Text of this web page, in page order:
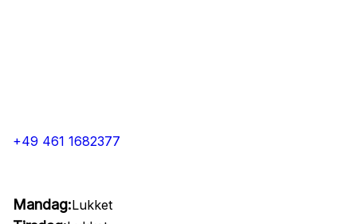
+49 461 1682377
Mandag:Lukket